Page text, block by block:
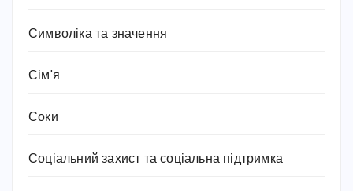
Символіка та значення
Сім'я
Соки
Соціальний захист та соціальна підтримка